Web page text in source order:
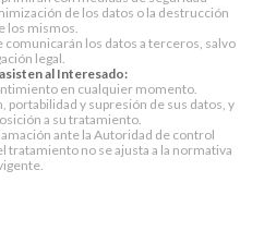
de los datos o la destrucción
los mismos.
comunicarán los datos a terceros, salvo
legal.
al Interesado:
en cualquier momento.
portabilidad y supresión de sus datos, y
a su tratamiento.
ante la Autoridad de control
tratamiento no se ajusta a la normativa